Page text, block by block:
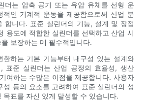
더는 압축 공기 또는 유압 유체를 선형 운
적인 기계적 운동을 제공함으로써 산업 분
합니다. 표준 실린더의 기능, 설계 및 장점
용도에 적합한 실린더를 선택하고 산업 시
보장하는 데 필수적입니다.
환하는 기본 기능부터 내구성 있는 설계와
, 표준 실린더는 산업 공정의 효율성, 생산
여하는 수많은 이점을 제공합니다. 사용자
성 등의 요소를 고려하여 표준 실린더의 성
목표를 자신 있게 달성할 수 있습니다.